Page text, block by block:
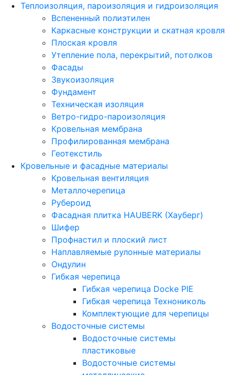
Теплоизоляция, пароизоляция и гидроизоляция
Вспененный полиэтилен
Каркасные конструкции и скатная кровля
Плоская кровля
Утепление пола, перекрытий, потолков
Фасады
Звукоизоляция
Фундамент
Техническая изоляция
Ветро-гидро-пароизоляция
Кровельная мембрана
Профилированная мембрана
Геотекстиль
Кровельные и фасадные материалы
Кровельная вентиляция
Металлочерепица
Рубероид
Фасадная плитка HAUBERK (Хауберг)
Шифер
Профнастил и плоский лист
Наплавляемые рулонные материалы
Ондулин
Гибкая черепица
Гибкая черепица Docke PIE
Гибкая черепица Технониколь
Комплектующие для черепицы
Водосточные системы
Водосточные системы
пластиковые
Водосточные системы